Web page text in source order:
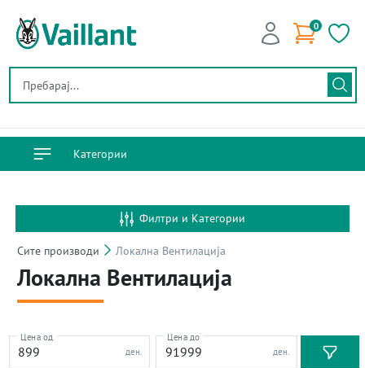
0
Категории
Филтри и Категории
Сите производи Локална Вентилација
Локална Вентилација
ден.
Цена од
ден.
Цена до